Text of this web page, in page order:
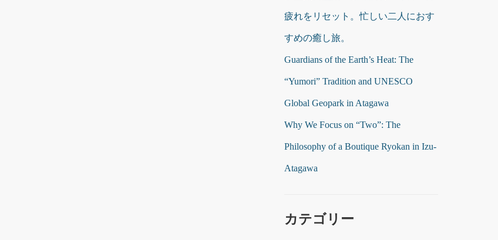
疲れをリセット。忙しい二人におす
すめの癒し旅。
Guardians of the Earth’s Heat: The
“Yumori” Tradition and UNESCO
Global Geopark in Atagawa
Why We Focus on “Two”: The
Philosophy of a Boutique Ryokan in Izu-
Atagawa
カテゴリー